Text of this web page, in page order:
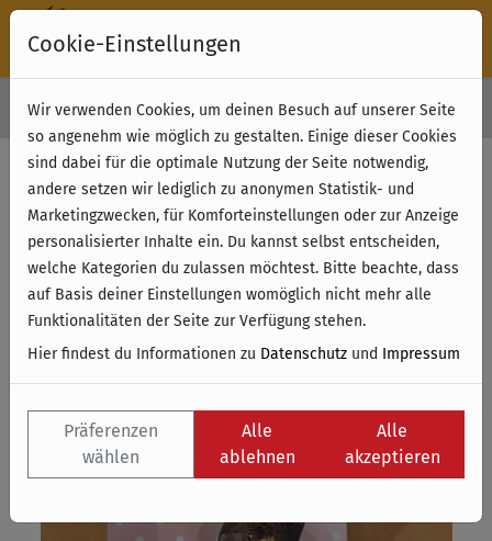
Kostenloser Versand & Retoure ab 49 € (innerhalb Deutschlands)
Cookie-Einstellungen
Wir verwenden Cookies, um deinen Besuch auf unserer Seite
so angenehm wie möglich zu gestalten. Einige dieser Cookies
sind dabei für die optimale Nutzung der Seite notwendig,
andere setzen wir lediglich zu anonymen Statistik- und
Marketingzwecken, für Komforteinstellungen oder zur Anzeige
personalisierter Inhalte ein. Du kannst selbst entscheiden,
welche Kategorien du zulassen möchtest. Bitte beachte, dass
auf Basis deiner Einstellungen womöglich nicht mehr alle
Funktionalitäten der Seite zur Verfügung stehen.
Hier findest du Informationen zu Datenschutz und Impressum
Präferenzen
wählen
Alle
ablehnen
Alle
akzeptieren